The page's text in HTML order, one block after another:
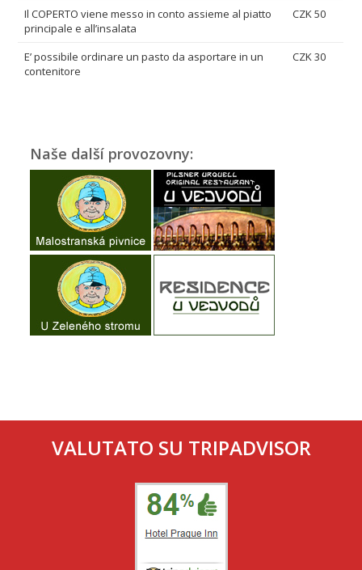
Il COPERTO viene messo in conto assieme al piatto
principale e all’insalata
CZK 50
E’ possibile ordinare un pasto da asportare in un
contenitore
CZK 30
Naše další provozovny:
VALUTATO SU TRIPADVISOR